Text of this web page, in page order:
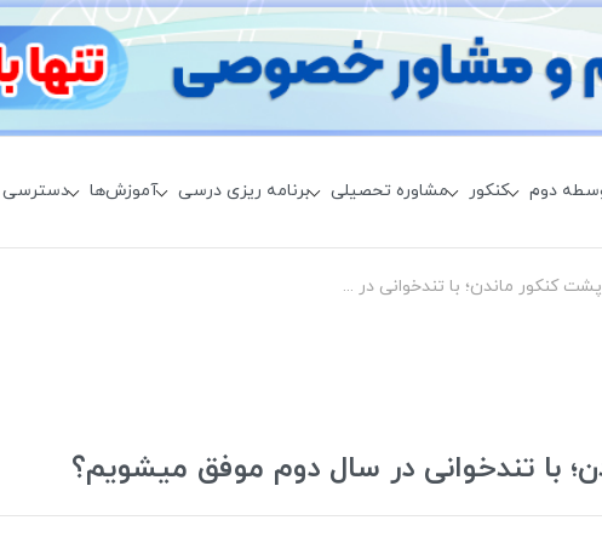
دوم کنکور مشاوره تحصیلی برنامه ریزی درسی آموزش‌ها دسترسی
مزایا و معایب پشت کنکور ماندن؛ با تندخوانی در سال دوم موفق میشویم؟
با تندخوانی در سال دوم موفق میشویم؟